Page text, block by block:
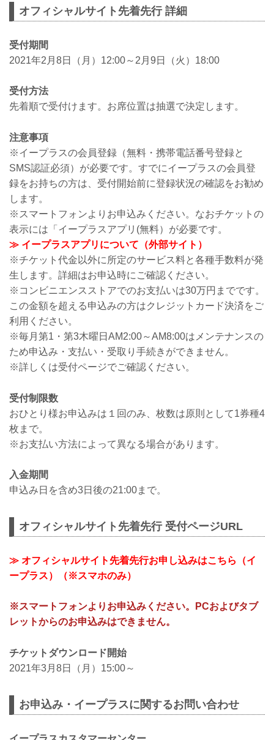
オフィシャルサイト先着先行 詳細
受付期間
2021年2月8日（月）12:00～2月9日（火）18:00
受付方法
先着順で受付けます。お席位置は抽選で決定します。
注意事項
※イープラスの会員登録（無料・携帯電話番号登録と
SMS認証必須）が必要です。すでにイープラスの会員登
録をお持ちの方は、受付開始前に登録状況の確認をお勧め
します。
※スマートフォンよりお申込みください。なおチケットの
表示には「イープラスアプリ(無料）が必要です。
≫ イープラスアプリについて（外部サイト）
※チケット代金以外に所定のサービス料と各種手数料が発
生します。詳細はお申込時にご確認ください。
※コンビニエンスストアでのお支払いは30万円までです。
この金額を超える申込みの方はクレジットカード決済をご
利用ください。
※毎月第1・第3木曜日AM2:00～AM8:00はメンテナンスの
ため申込み・支払い・受取り手続きができません。
※詳しくは受付ページでご確認ください。
受付制限数
おひとり様お申込みは１回のみ、枚数は原則として1券種4
枚まで。
※お支払い方法によって異なる場合があります。
入金期間
申込み日を含め3日後の21:00まで。
オフィシャルサイト先着先行 受付ページURL
≫ オフィシャルサイト先着先行お申し込みはこちら（イ
ープラス）（※スマホのみ）
※スマートフォンよりお申込みください。PCおよびタブ
レットからのお申込みはできません。
チケットダウンロード開始
2021年3月8日（月）15:00～
お申込み・イープラスに関するお問い合わせ